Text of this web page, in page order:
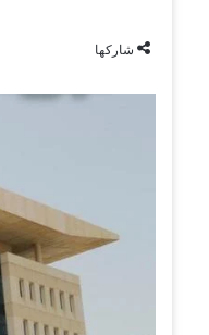
شاركها